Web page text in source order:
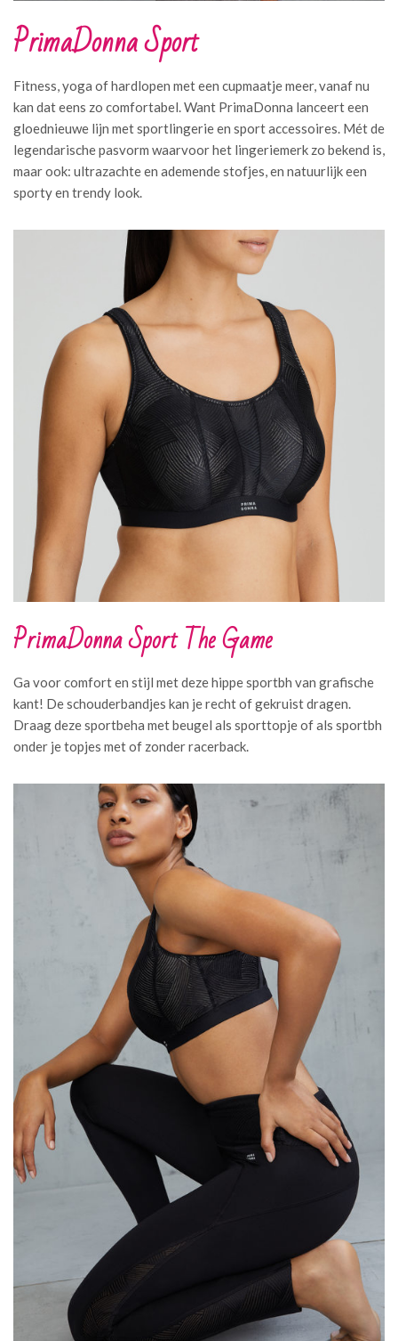
PrimaDonna Sport
Fitness, yoga of hardlopen met een cupmaatje meer, vanaf nu
kan dat eens zo comfortabel. Want PrimaDonna lanceert een
gloednieuwe lijn met sportlingerie en sport accessoires. Mét de
legendarische pasvorm waarvoor het lingeriemerk zo bekend is,
maar ook: ultrazachte en ademende stofjes, en natuurlijk een
sporty en trendy look.
PrimaDonna Sport The Game
Ga voor comfort en stijl met deze hippe sportbh van grafische
kant! De schouderbandjes kan je recht of gekruist dragen.
Draag deze sportbeha met beugel als sporttopje of als sportbh
onder je topjes met of zonder racerback.